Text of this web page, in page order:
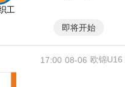
工
即将开始
08-06
17:00 欧锦U16